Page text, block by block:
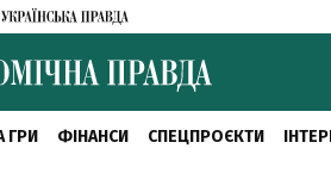
ГРИ ФІНАНСИ СПЕЦПРОЄКТИ